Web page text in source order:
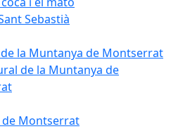
Sebastià
la Muntanya de Montserrat
de la Muntanya de
Montserrat